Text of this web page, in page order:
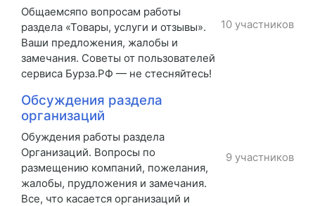
Общаемсяпо вопросам работы
раздела «Товары, услуги и отзывы».
Ваши предложения, жалобы и
замечания. Советы от пользователей
сервиса Бурза.РФ — не стесняйтесь!
10 участников
Обсуждения раздела
организаций
Обуждения работы раздела
Организаций. Вопросы по
размещению компаний, пожелания,
жалобы, прудложения и замечания.
Все, что касается организаций и
9 участников